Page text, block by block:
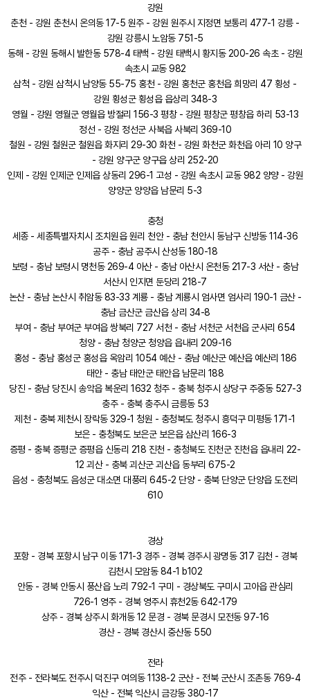
강원
춘천 - 강원 춘천시 온의동 17-5 원주 - 강원 원주시 지정면 보통리 477-1 강릉 -
강원 강릉시 노암동 751-5
동해 - 강원 동해시 발한동 578-4 태백 - 강원 태백시 황지동 200-26 속초 - 강원
속초시 교동 982
삼척 - 강원 삼척시 남양동 55-75 홍천 - 강원 홍천군 홍천읍 희망리 47 횡성 -
강원 횡성군 횡성읍 읍상리 348-3
영월 - 강원 영월군 영월읍 방절리 156-3 평창 - 강원 평창군 평창읍 하리 53-13
정선 - 강원 정선군 사북읍 사북리 369-10
철원 - 강원 철원군 철원읍 화지리 29-30 화천 - 강원 화천군 화천읍 아리 10 양구
- 강원 양구군 양구읍 상리 252-20
인제 - 강원 인제군 인제읍 상동리 296-1 고성 - 강원 속초시 교동 982 양양 - 강원
양양군 양양읍 남문리 5-3
충청
세종 - 세종특별자치시 조치원읍 원리 천안 - 충남 천안시 동남구 신방동 114-36
공주 - 충남 공주시 산성동 180-18
보령 - 충남 보령시 명천동 269-4 아산 - 충남 아산시 온천동 217-3 서산 - 충남
서산시 인지면 둔당리 218-7
논산 - 충남 논산시 취암동 83-33 계룡 - 충남 계룡시 엄사면 엄사리 190-1 금산 -
충남 금산군 금산읍 상리 34-8
부여 - 충남 부여군 부여읍 쌍북리 727 서천 - 충남 서천군 서천읍 군사리 654
청양 - 충남 청양군 청양읍 읍내리 209-16
홍성 - 충남 홍성군 홍성읍 옥암리 1054 예산 - 충남 예산군 예산읍 예산리 186
태안 - 충남 태안군 태안읍 남문리 188
당진 - 충남 당진시 송악읍 복운리 1632 청주 - 충북 청주시 상당구 주중동 527-3
충주 - 충북 충주시 금릉동 53
제천 - 충북 제천시 장락동 329-1 청원 - 충청북도 청주시 흥덕구 미평동 171-1
보은 - 충청북도 보은군 보은읍 삼산리 166-3
증평 - 충북 증평군 증평읍 신동리 218 진천 - 충청북도 진천군 진천읍 읍내리 22-
12 괴산 - 충북 괴산군 괴산읍 동부리 675-2
음성 - 충청북도 음성군 대소면 대풍리 645-2 단양 - 충북 단양군 단양읍 도전리
610
경상
포항 - 경북 포항시 남구 이동 171-3 경주 - 경북 경주시 광명동 317 김천 - 경북
김천시 모암동 84-1 b102
안동 - 경북 안동시 풍산읍 노리 792-1 구미 - 경상북도 구미시 고아읍 관심리
726-1 영주 - 경북 영주시 휴천2동 642-179
상주 - 경북 상주시 화개동 12 문경 - 경북 문경시 모전동 97-16
경산 - 경북 경산시 중산동 550
전라
전주 - 전라북도 전주시 덕진구 여의동 1138-2 군산 - 전북 군산시 조촌동 769-4
익산 - 전북 익산시 금강동 380-17